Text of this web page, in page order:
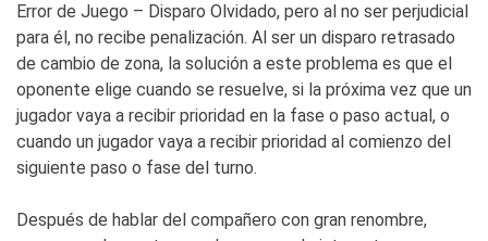
Error de Juego – Disparo Olvidado, pero al no ser perjudicial
para él, no recibe penalización. Al ser un disparo retrasado
de cambio de zona, la solución a este problema es que el
oponente elige cuando se resuelve, si la próxima vez que un
jugador vaya a recibir prioridad en la fase o paso actual, o
cuando un jugador vaya a recibir prioridad al comienzo del
siguiente paso o fase del turno.
Después de hablar del compañero con gran renombre,